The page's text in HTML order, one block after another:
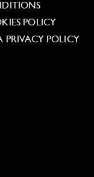
POLICY
PRIVACY POLICY